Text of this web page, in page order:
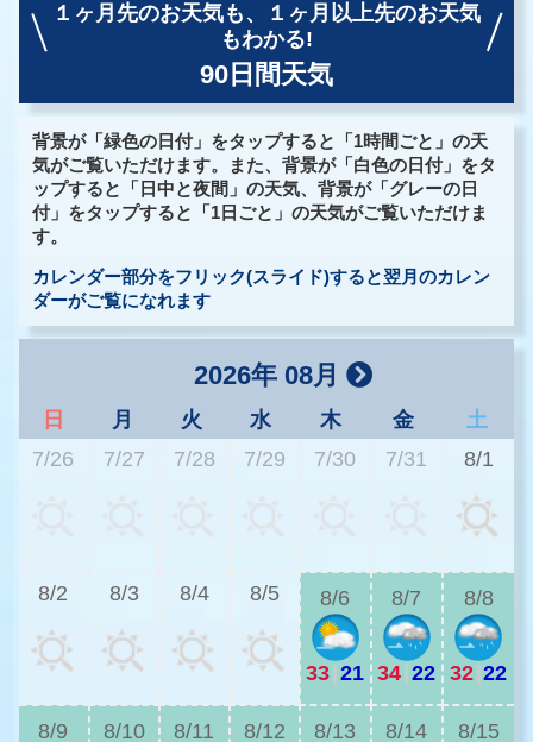
１ヶ月先のお天気も、
１ヶ月以上先のお天気
もわかる!
90日間天気
背景が「緑色の日付」をタップすると「1時間ごと」の天
気がご覧いただけます。また、背景が「白色の日付」をタ
ップすると「日中と夜間」の天気、背景が「グレーの日
付」をタップすると「1日ごと」の天気がご覧いただけま
す。
カレンダー部分をフリック(スライド)すると翌月のカレン
ダーがご覧になれます
2026年 08月
日 月 火 水 木 金
土
7/26
7/27 7/28 7/29 7/30 7/31 8/1
8/2 8/3 8/4 8/5 8/6
33|21
8/7
34|22
8/8
32|22
8/9 8/10 8/11 8/12 8/13 8/14 8/15